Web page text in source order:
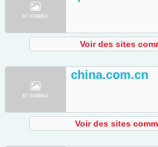
Voir des sites
china.com.cn
Voir des sites